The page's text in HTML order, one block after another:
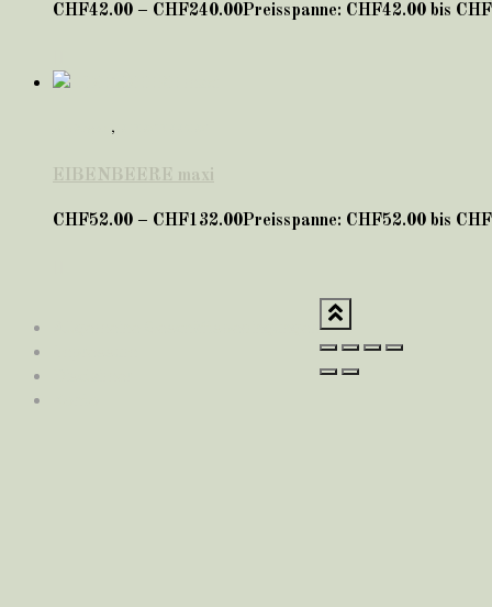
CHF42.00 – CHF240.00Preisspanne: CHF42.00 bis
,
EIBENBEERE maxi
CHF52.00 – CHF132.00Preisspanne: CHF52.00 bis